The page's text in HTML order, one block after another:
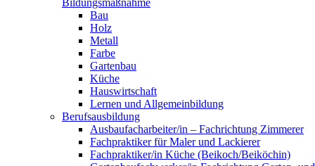
Bildungsmaßnahme
Bau
Holz
Metall
Farbe
Gartenbau
Küche
Hauswirtschaft
Lernen und Allgemeinbildung
Berufsausbildung
Ausbaufacharbeiter/in – Fachrichtung Zimmerer
Fachpraktiker für Maler und Lackierer
Fachpraktiker/in Küche (Beikoch/Beiköchin)